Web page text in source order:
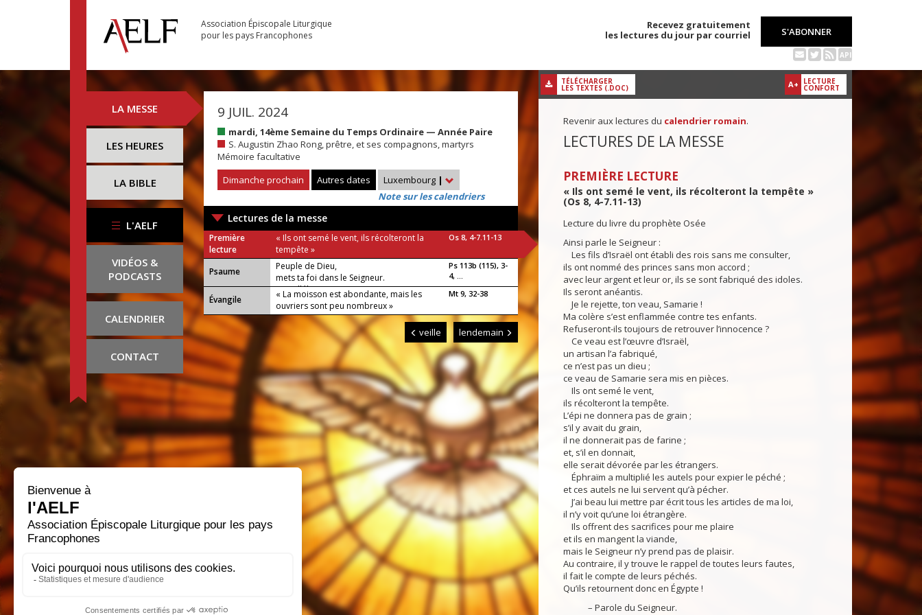
Association Épiscopale Liturgique
pour les pays Francophones
Recevez gratuitement
les lectures du jour par courriel
S'ABONNER
API
LA MESSE
LES HEURES
LA BIBLE
L'AELF
VIDÉOS &
PODCASTS
CALENDRIER
CONTACT
9 JUIL. 2024
mardi, 14ème Semaine du Temps Ordinaire — Année Paire
S. Augustin Zhao Rong, prêtre, et ses compagnons, martyrs
Mémoire facultative
Dimanche prochain
Autres dates Luxembourg |
Note sur les calendriers
Lectures de la messe
Première
lecture
« Ils ont semé le vent, ils récolteront la
tempête »
Os 8, 4-7.11-13
Psaume
Peuple de Dieu,
mets ta foi dans le Seigneur.
ou : Alléluia !
Ps 113b (115), 3-
4, ...
Évangile
« La moisson est abondante, mais les
ouvriers sont peu nombreux »
Mt 9, 32-38
veille lendemain
A+ LECTURE
CONFORT
TÉLÉCHARGER
LES TEXTES (.DOC)
Revenir aux lectures du calendrier romain.
LECTURES DE LA MESSE
PREMIÈRE LECTURE
« Ils ont semé le vent, ils récolteront la tempête »
(Os 8, 4-7.11-13)
Lecture du livre du prophète Osée
Ainsi parle le Seigneur :
Les fils d’Israël ont établi des rois sans me consulter,
ils ont nommé des princes sans mon accord ;
avec leur argent et leur or, ils se sont fabriqué des idoles.
Ils seront anéantis.
Je le rejette, ton veau, Samarie !
Ma colère s’est enflammée contre tes enfants.
Refuseront-ils toujours de retrouver l’innocence ?
Ce veau est l’œuvre d’Israël,
un artisan l’a fabriqué,
ce n’est pas un dieu ;
ce veau de Samarie sera mis en pièces.
Ils ont semé le vent,
ils récolteront la tempête.
L’épi ne donnera pas de grain ;
s’il y avait du grain,
il ne donnerait pas de farine ;
et, s’il en donnait,
elle serait dévorée par les étrangers.
Éphraïm a multiplié les autels pour expier le péché ;
et ces autels ne lui servent qu’à pécher.
J’ai beau lui mettre par écrit tous les articles de ma loi,
il n’y voit qu’une loi étrangère.
Ils offrent des sacrifices pour me plaire
et ils en mangent la viande,
mais le Seigneur n’y prend pas de plaisir.
Au contraire, il y trouve le rappel de toutes leurs fautes,
il fait le compte de leurs péchés.
Qu’ils retournent donc en Égypte !
– Parole du Seigneur.